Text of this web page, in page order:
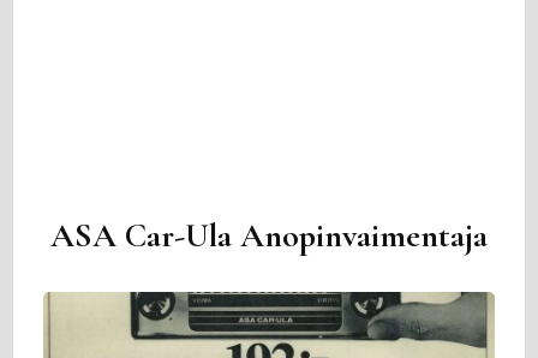
ASA Car-Ula Anopinvaimentaja